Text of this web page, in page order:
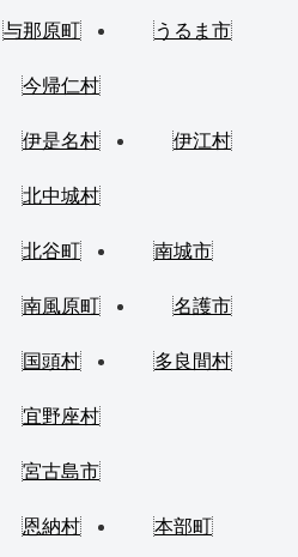
与那原町 うるま市
今帰仁村
伊是名村 伊江村
北中城村
北谷町 南城市
南風原町 名護市
国頭村 多良間村
宜野座村
宮古島市
恩納村 本部町